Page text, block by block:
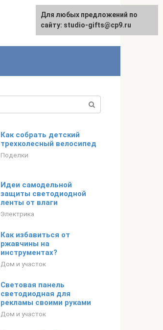
English
Как собрать детский
трехколесный велосипед
Поделки
Идеи самодельной
защиты светодиодной
ленты от влаги
Электрика
Как избавиться от
ржавчины на
инструментах?
Дом и участок
Световая панель
светодиодная для
рекламы своими руками
Дом и участок
Для любых предложений по
сайту: studio-gifts@cp9.ru